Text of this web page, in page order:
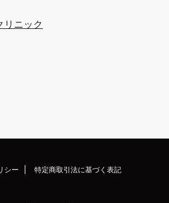
リニック
シー 特定商取引法に基づく表記